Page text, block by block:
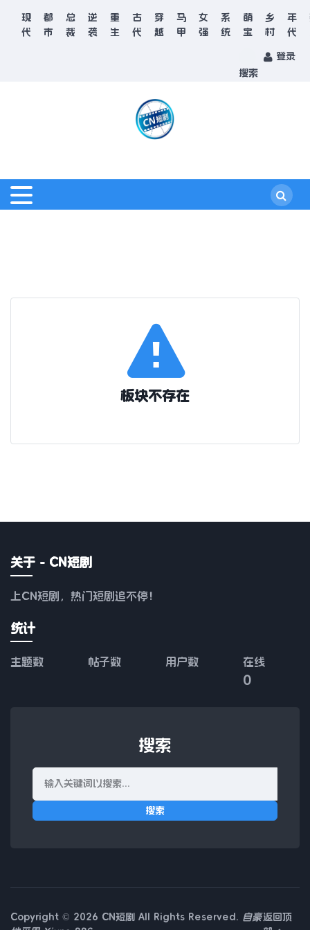
现
代
都
市
总
裁
逆
袭
重
生
古
代
穿
越
马
甲
女
强
系
统
萌
宝
乡
村
年
代
搜索
登录
板块不存在
关于 - CN短剧
上CN短剧，热门短剧追不停！
统计
主题数 帖子数 用户数 在线
0
搜索
搜索
Copyright © 2026 CN短剧 All Rights Reserved. 自豪返回顶